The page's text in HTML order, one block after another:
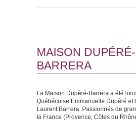
MAISON DUPÉRÉ-
BARRERA
La Maison Dupéré-Barrera a été
Québécoise Emmanuelle Dupéré et
Laurent Barrera. Passionnés de
la France (Provence, Côtes du